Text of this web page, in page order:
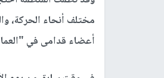
مختلف أنحاء الحركة،
أعضاء قدامى في